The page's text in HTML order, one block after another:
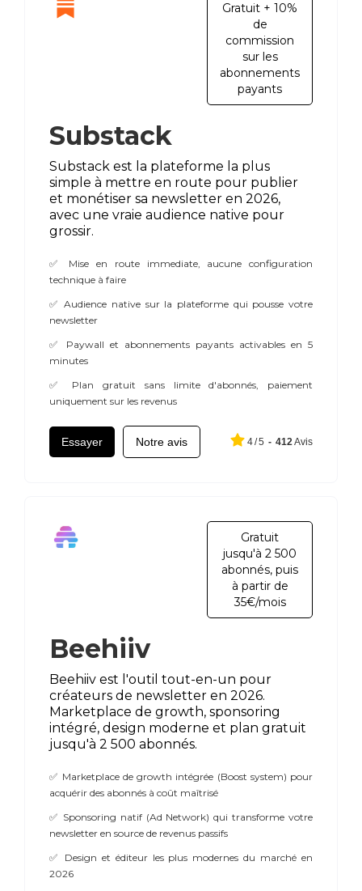
Gratuit + 10%
de
commission
sur les
abonnements
payants
Substack
Substack est la plateforme la plus
simple à mettre en route pour publier
et monétiser sa newsletter en 2026,
avec une vraie audience native pour
grossir.
✅ Mise en route immediate, aucune configuration
technique à faire
✅ Audience native sur la plateforme qui pousse votre
newsletter
✅ Paywall et abonnements payants activables en 5
minutes
✅ Plan gratuit sans limite d'abonnés, paiement
uniquement sur les revenus
Essayer Notre avis 4/5 - 412Avis
Gratuit
jusqu'à 2 500
abonnés, puis
à partir de
35€/mois
Beehiiv
Beehiiv est l'outil tout-en-un pour
créateurs de newsletter en 2026.
Marketplace de growth, sponsoring
intégré, design moderne et plan gratuit
jusqu'à 2 500 abonnés.
✅ Marketplace de growth intégrée (Boost system) pour
acquérir des abonnés à coût maîtrisé
✅ Sponsoring natif (Ad Network) qui transforme votre
newsletter en source de revenus passifs
✅ Design et éditeur les plus modernes du marché en
2026